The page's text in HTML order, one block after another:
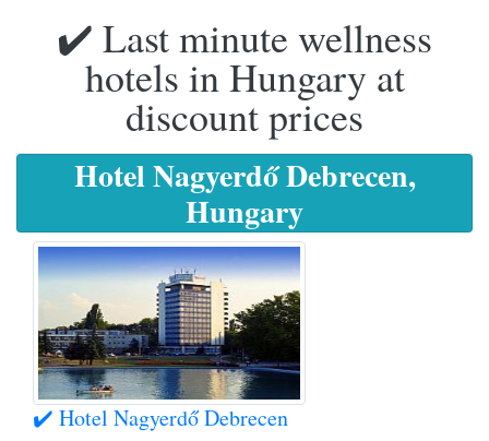
✔️ Last minute wellness
hotels in Hungary at
discount prices
Hotel Nagyerdő Debrecen,
Hungary
✔️ Hotel Nagyerdő Debrecen